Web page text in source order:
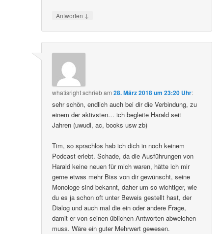
Antworten ↓
whatisrightschriebam28. März 2018 um 23:20 Uhr:
sehr schön, endlich auch bei dir die Verbindung, zu
einem der aktivsten… ich begleite Harald seit
Jahren (uwudl, ac, books usw zb)
Tim, so sprachlos hab ich dich in noch keinem
Podcast erlebt. Schade, da die Ausführungen von
Harald keine neuen für mich waren, hätte ich mir
gerne etwas mehr Biss von dir gewünscht, seine
Monologe sind bekannt, daher um so wichtiger, wie
du es ja schon oft unter Beweis gestellt hast, der
Dialog und auch mal die ein oder andere Frage,
damit er von seinen üblichen Antworten abweichen
muss. Wäre ein guter Mehrwert gewesen.